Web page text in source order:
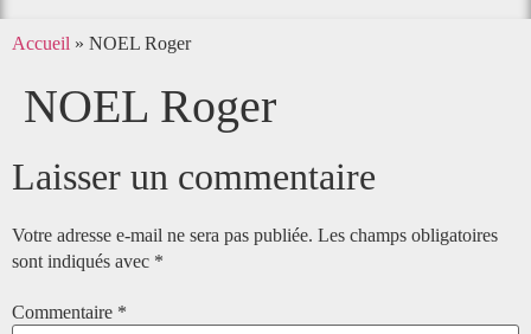
Accueil » NOEL Roger
NOEL Roger
Laisser un commentaire
Votre adresse e-mail ne sera pas publiée. Les champs obligatoires
sont indiqués avec *
Commentaire *